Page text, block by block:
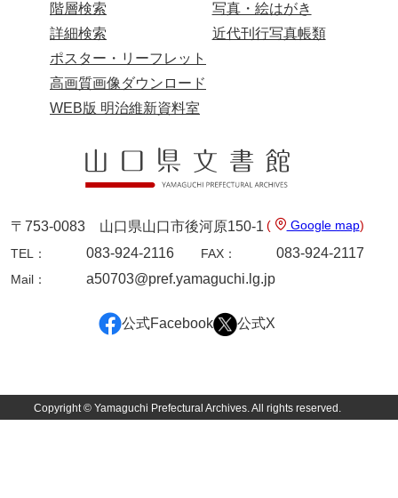
階層検索
詳細検索
写真・絵はがき
近代刊行写真帳類
ポスター・リーフレット
高画質画像ダウンロード
WEB版 明治維新資料室
〒753-0083 山口県山口市後河原150-1 ( Google map)
TEL：
083-924-2116 FAX： 083-924-2117
Mail： a50703@pref.yamaguchi.lg.jp
公式Facebook 公式X
Copyright © Yamaguchi Prefectural Archives. All rights reserved.